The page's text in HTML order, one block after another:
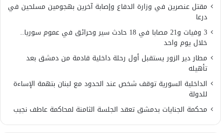
مقتل عنصرين في وزارة الدفاع وإصابة آخرين بهجومين مسلحين في
درعا
3 وفيات و21 مصابا في 18 حادث سير وحرائق في عموم سوريا..
خلال يوم واحد
مطار دير الزور يستقبل أول رحلة داخلية قادمة من دمشق بعد
تأهيله
الداخلية السورية توقف شخص عند الحدود مع لبنان بتهمة الإساءة
للدولة
محكمة الجنايات بدمشق تعقد الجلسة الثامنة لمحاكمة عاطف نجيب